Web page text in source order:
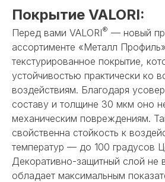
Покрытие VALORI:
Перед вами VALORI® — новый
ассортименте «Металл
текстурированное покрытие,
устойчивостью практически ко
воздействиям. Благодаря
составу и толщине 30 мкм оно
механическим повреждениям.
свойственна стойкость к
температур — до 100 градусов
Декоративно-защитный слой не
обладает максимальным